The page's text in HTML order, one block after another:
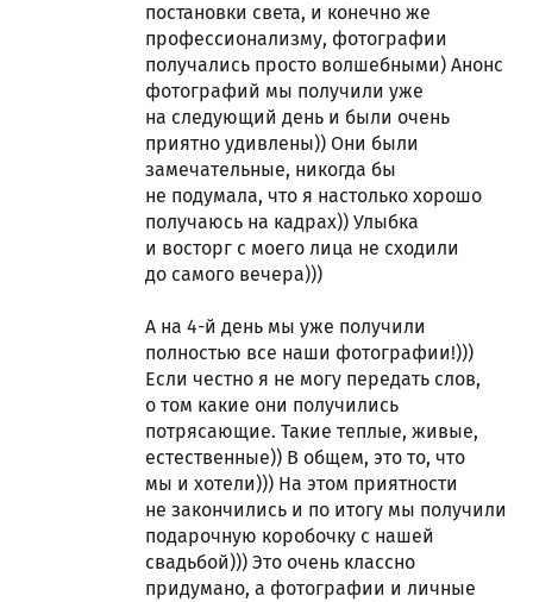
постановки света, и конечно же
профессионализму, фотографии
получались просто волшебными) Анонс
фотографий мы получили уже
на следующий день и были очень
приятно удивлены)) Они были
замечательные, никогда бы
не подумала, что я настолько хорошо
получаюсь на кадрах)) Улыбка
и восторг с моего лица не сходили
до самого вечера)))
А на 4-й день мы уже получили
полностью все наши фотографии!)))
Если честно я не могу передать слов,
о том какие они получились
потрясающие. Такие теплые, живые,
естественные)) В общем, это то, что
мы и хотели))) На этом приятности
не закончились и по итогу мы получили
подарочную коробочку с нашей
свадьбой))) Это очень классно
придумано, а фотографии и личные